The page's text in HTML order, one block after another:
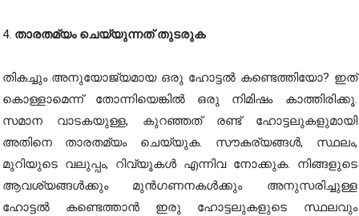
4. താരതമ്യം ചെയ്യുന്നത് തുടരുക
തികച്ചും അനുയോജ്യമായ ഒരു ഹോട്ടൽ കണ്ടെത്തിയോ? ഇത്
കൊള്ളാമെന്ന് തോന്നിയെങ്കിൽ ഒരു നിമിഷം കാത്തിരിക്കൂ.
സമാന വാടകയുള്ള, കുറഞ്ഞത് രണ്ട് ഹോട്ടലുകളുമായി
അതിനെ താരതമ്യം ചെയ്യുക. സൗകര്യങ്ങൾ, സ്ഥലം,
മുറിയുടെ വലുപ്പം, റിവ്യൂകൾ എന്നിവ നോക്കുക. നിങ്ങളുടെ
ആവശ്യങ്ങൾക്കും മുൻഗണനകൾക്കും അനുസരിച്ചുള്ള
ഹോട്ടൽ കണ്ടെത്താൻ ഇരു ഹോട്ടലുകളുടെ സ്ഥലവും